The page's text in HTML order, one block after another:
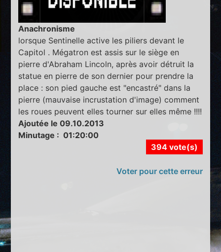
Anachronisme
lorsque Sentinelle active les piliers devant le
Capitol . Mégatron est assis sur le siège en
pierre d'Abraham Lincoln, après avoir détruit la
statue en pierre de son dernier pour prendre la
place : son pied gauche est "encastré" dans la
pierre (mauvaise incrustation d'image) comment
les roues peuvent elles tourner sur elles même !!!!
Ajoutée le 09.10.2013
Minutage : 01:20:00
394 vote(s)
Voter pour cette erreur